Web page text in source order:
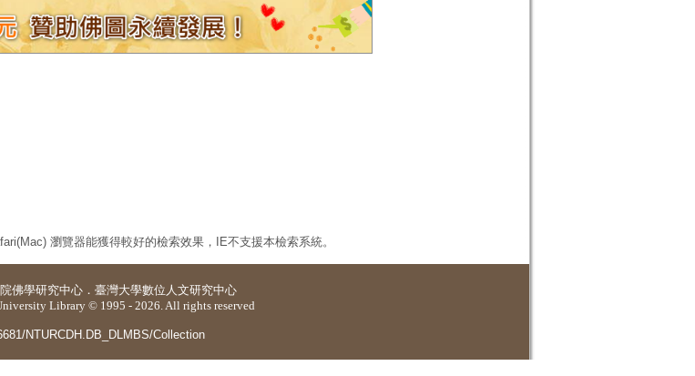
瀏覽器能獲得較好的檢索效果，IE不支援本檢索系統。
佛學研究中心 ． 臺灣大學數位人文研究中心
Library © 1995 - 2026. All rights reserved
NTURCDH.DB_DLMBS/Collection